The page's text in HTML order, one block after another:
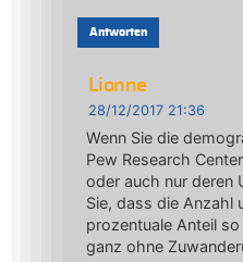
Antworten
Lionne
28/12/2017 21:36
Wenn Sie die
Pew Research
oder auch nur deren
Sie, dass die Anzahl
prozentuale Anteil
ganz ohne